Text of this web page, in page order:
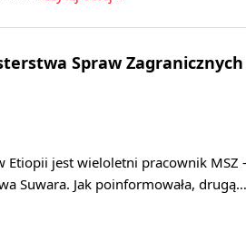
Spraw Zagranicznych
Etiopii jest wieloletni pracownik MSZ
Suwara. Jak poinformowała, drugą…